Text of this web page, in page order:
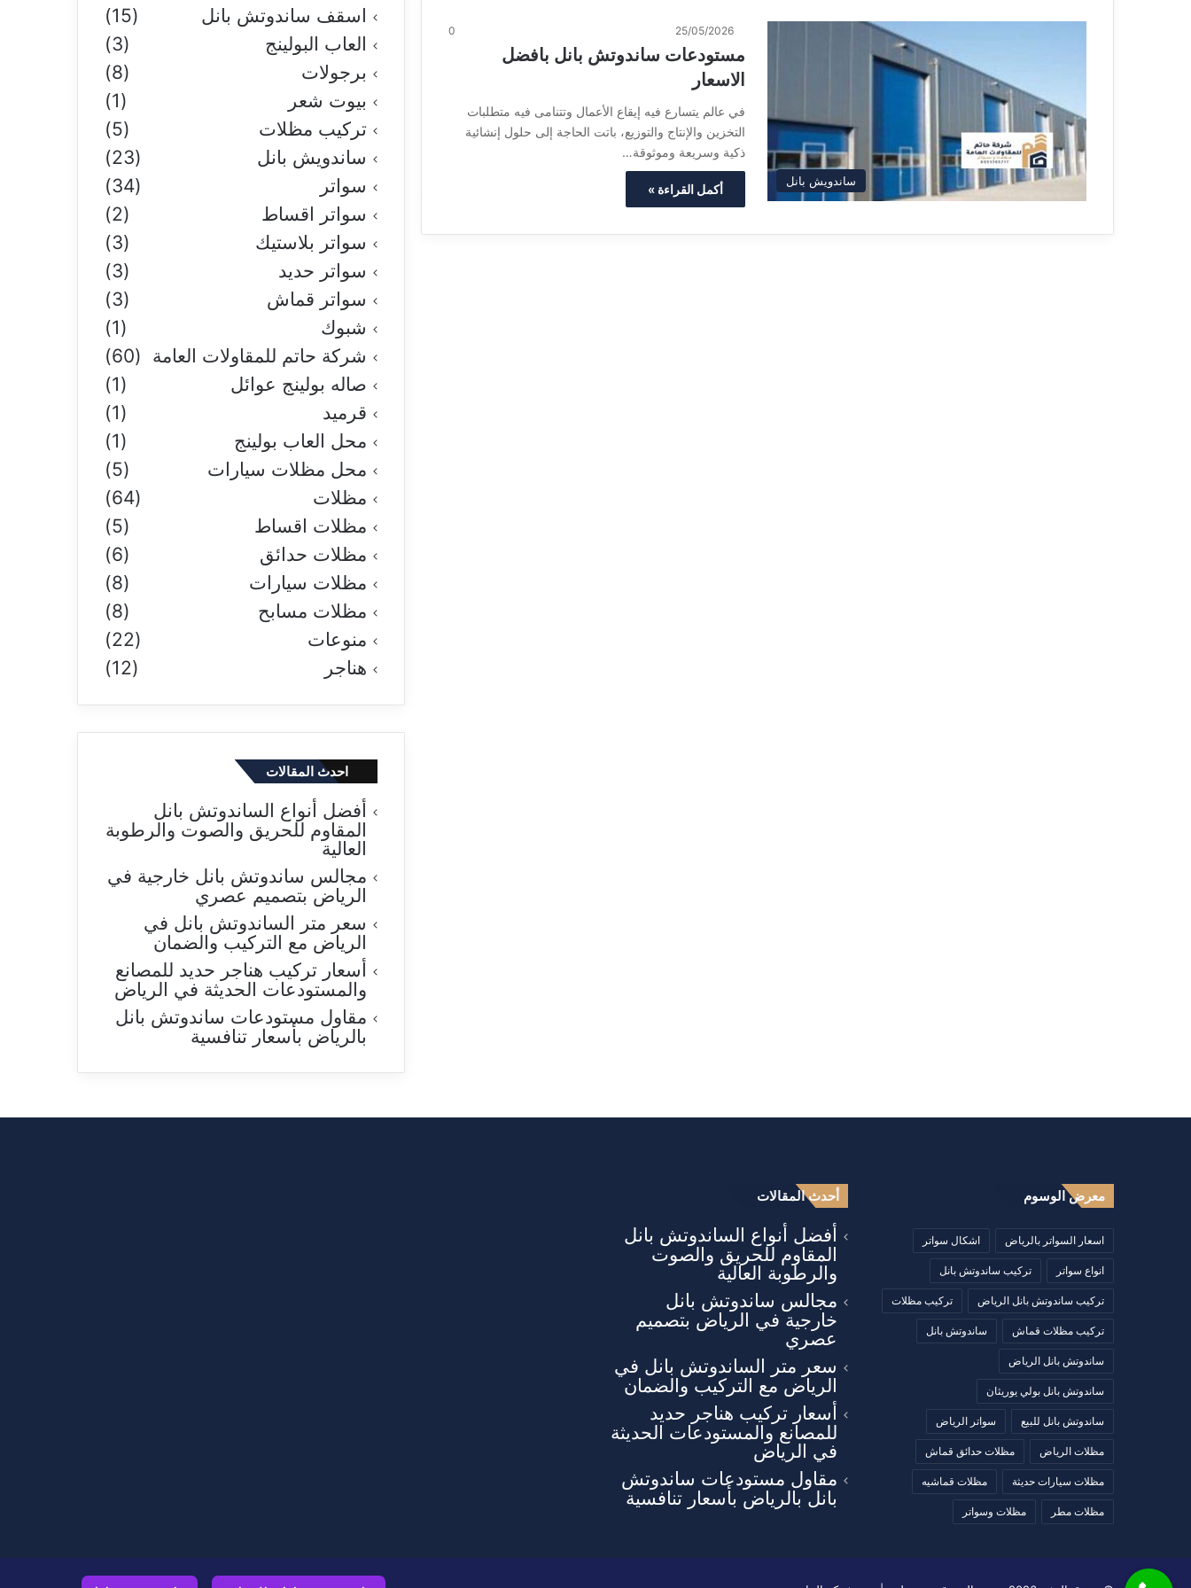
ساندويش بانل
25/05/2026
0
مستودعات ساندوتش بانل بافضل
الاسعار
في عالم يتسارع فيه إيقاع الأعمال وتتنامى فيه متطلبات
التخزين والإنتاج والتوزيع، باتت الحاجة إلى حلول إنشائية
ذكية وسريعة وموثوقة…
أكمل القراءة »
اسقف ساندوتش بانل
(15)
العاب البولينج
(3)
برجولات
(8)
بيوت شعر
(1)
تركيب مظلات
(5)
ساندويش بانل
(23)
سواتر
(34)
سواتر اقساط
(2)
سواتر بلاستيك
(3)
سواتر حديد
(3)
سواتر قماش
(3)
شبوك
(1)
شركة حاتم للمقاولات العامة (60)
صاله بولينج عوائل
(1)
قرميد
(1)
محل العاب بولينج
(1)
محل مظلات سيارات
(5)
مظلات
(64)
مظلات اقساط
(5)
مظلات حدائق
(6)
مظلات سيارات
(8)
مظلات مسابح
(8)
منوعات
(22)
هناجر
(12)
احدث المقالات
أفضل أنواع الساندوتش بانل
المقاوم للحريق والصوت والرطوبة
العالية
مجالس ساندوتش بانل خارجية في
الرياض بتصميم عصري
سعر متر الساندوتش بانل في
الرياض مع التركيب والضمان
أسعار تركيب هناجر حديد للمصانع
والمستودعات الحديثة في الرياض
مقاول مستودعات ساندوتش بانل
بالرياض بأسعار تنافسية
معرض الوسوم
اسعار السواتر بالرياض اشكال سواتر
انواع سواتر تركيب ساندوتش بانل
تركيب ساندوتش بانل الرياض تركيب مظلات
تركيب مظلات قماش ساندوتش بانل
ساندوتش بانل الرياض
ساندوتش بانل بولي يوريثان
ساندوتش بانل للبيع سواتر الرياض
مظلات الرياض مظلات حدائق قماش
مظلات سيارات حديثة مظلات قماشيه
مظلات مطر مظلات وسواتر
أحدث المقالات
أفضل أنواع الساندوتش بانل
المقاوم للحريق والصوت
والرطوبة العالية
مجالس ساندوتش بانل
خارجية في الرياض بتصميم
عصري
سعر متر الساندوتش بانل في
الرياض مع التركيب والضمان
أسعار تركيب هناجر حديد
للمصانع والمستودعات الحديثة
في الرياض
مقاول مستودعات ساندوتش
بانل بالرياض بأسعار تنافسية